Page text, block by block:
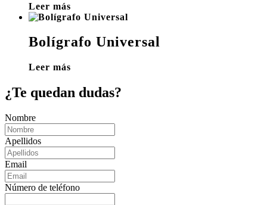
Leer más
Bolígrafo Universal
Leer más
¿Te quedan dudas?
Nombre
Apellidos
Email
Número de teléfono